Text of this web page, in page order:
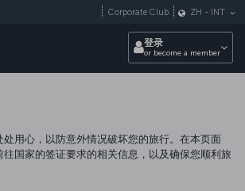
Corporate Club ZH - INT
登录
or become a member
用心，以防意外情况破坏您的旅行。在本页面
国家的签证要求的相关信息，以及确保您顺利旅